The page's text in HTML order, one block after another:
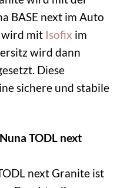
BASE next im Auto
wird mit Isofix im
wird dann
Diese
sichere und stabile
TODL next
next Granite ist